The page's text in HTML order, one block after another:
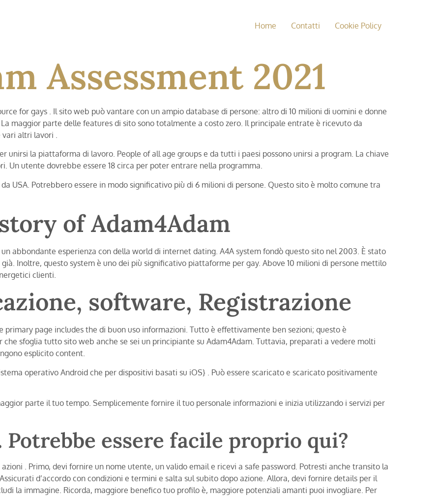
Home Contatti Cookie Policy
Assessment 2021
for gays . Il sito web può vantare con un ampio database di persone: altro di 10 milioni di uomini e donne
maggior parte delle features di sito sono totalmente a costo zero. Il principale entrate è ricevuto da
altri lavori .
unirsi la piattaforma di lavoro. People of all age groups e da tutti i paesi possono unirsi a program. La chiave
Un utente dovrebbe essere 18 circa per poter entrare nella programma.
USA. Potrebbero essere in modo significativo più di 6 milioni di persone. Questo sito è molto comune tra
of Adam4Adam
abbondante esperienza con della world di internet dating. A4A system fondò questo sito nel 2003. È stato
Inoltre, questo system è uno dei più significativo piattaforme per gay. Above 10 milioni di persone mettilo
clienti.
software, Registrazione
page includes the di buon uso informazioni. Tutto è effettivamente ben sezioni; questo è
sfoglia tutto sito web anche se sei un principiante su Adam4Adam. Tuttavia, preparati a vedere molti
esplicito content.
operativo Android che per dispositivi basati su iOS} . Può essere scaricato e scaricato positivamente
parte il tuo tempo. Semplicemente fornire il tuo personale informazioni e inizia utilizzando i servizi per
essere facile proprio qui?
. Primo, devi fornire un nome utente, un valido email e ricevi a safe password. Potresti anche transito la
d’accordo con condizioni e termini e salta sul subito dopo azione. Allora, devi fornire details per il
la immagine. Ricorda, maggiore benefico tuo profilo è, maggiore potenziali amanti puoi invogliare. Per